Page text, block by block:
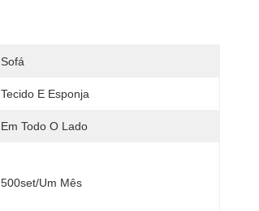
Sofá
Tecido E Esponja
Em Todo O Lado
500set/um Mês